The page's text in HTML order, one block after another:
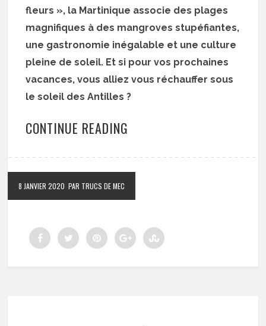
fleurs », la Martinique associe des plages
magnifiques à des mangroves stupéfiantes,
une gastronomie inégalable et une culture
pleine de soleil. Et si pour vos prochaines
vacances, vous alliez vous réchauffer sous
le soleil des Antilles ?
CONTINUE READING
8 JANVIER 2020 PAR TRUCS DE MEC